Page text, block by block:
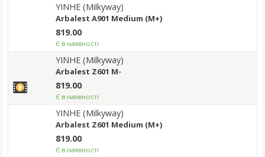
YINHE (Milkyway)
Arbalest A901 Medium (M+)
819.00
Є в наявності
YINHE (Milkyway)
Arbalest Z601 M-
819.00
Є в наявності
YINHE (Milkyway)
Arbalest Z601 Medium (M+)
819.00
Є в наявності